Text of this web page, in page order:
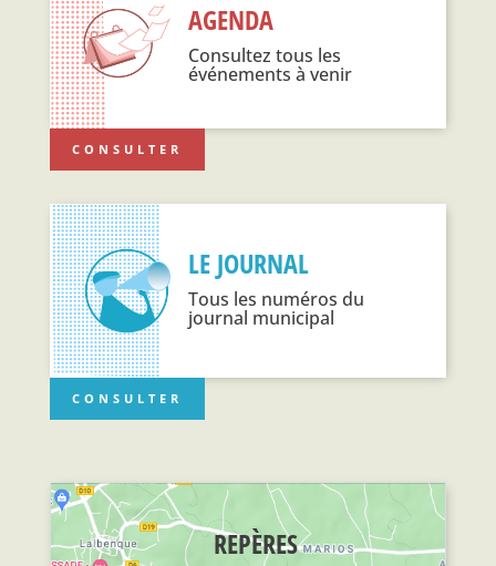
AGENDA
Consultez tous les
événements à venir
CONSULTER
LE JOURNAL
Tous les numéros du
journal municipal
CONSULTER
REPÈRES